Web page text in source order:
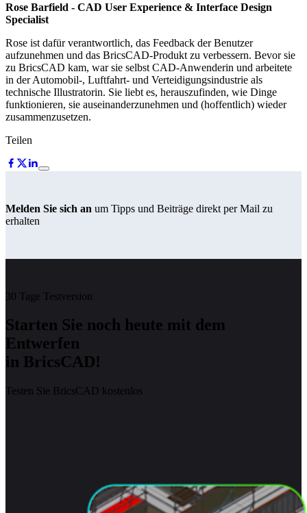
Rose Barfield - CAD User Experience & Interface Design
Specialist
Rose ist dafür verantwortlich, das Feedback der Benutzer
aufzunehmen und das BricsCAD-Produkt zu verbessern. Bevor sie
zu BricsCAD kam, war sie selbst CAD-Anwenderin und arbeitete
in der Automobil-, Luftfahrt- und Verteidigungsindustrie als
technische Illustratorin. Sie liebt es, herauszufinden, wie Dinge
funktionieren, sie auseinanderzunehmen und (hoffentlich) wieder
zusammenzusetzen.
Teilen
Melden Sie sich an um Tipps und Beiträge direkt per Mail zu
erhalten
30 Tage Testversion
Starten Sie noch heute mit dem
Entwerfen
in BricsCAD!
Testen Sie BricsCAD kostenlos